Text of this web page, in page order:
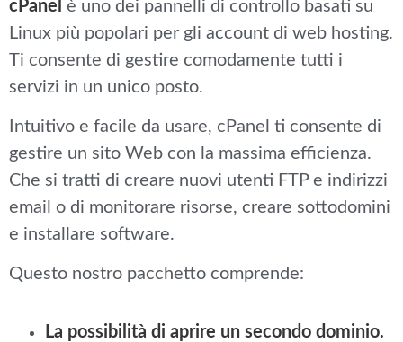
cPanel è uno dei pannelli di controllo basati su
Linux più popolari per gli account di web hosting.
Ti consente di gestire comodamente tutti i
servizi in un unico posto.
Intuitivo e facile da usare, cPanel ti consente di
gestire un sito Web con la massima efficienza.
Che si tratti di creare nuovi utenti FTP e indirizzi
email o di monitorare risorse, creare sottodomini
e installare software.
Questo nostro pacchetto comprende:
La possibilità di aprire un secondo dominio.